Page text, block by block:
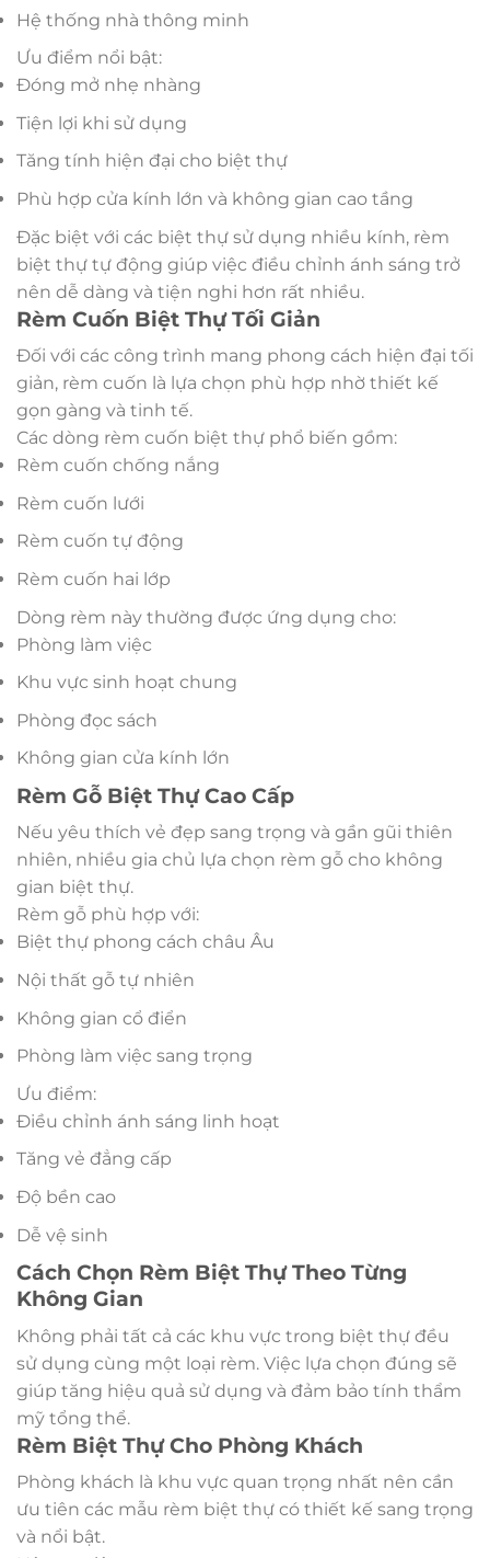
Hệ thống nhà thông minh
Ưu điểm nổi bật:
Đóng mở nhẹ nhàng
Tiện lợi khi sử dụng
Tăng tính hiện đại cho biệt thự
Phù hợp cửa kính lớn và không gian cao tầng
Đặc biệt với các biệt thự sử dụng nhiều kính, rèm
biệt thự tự động giúp việc điều chỉnh ánh sáng trở
nên dễ dàng và tiện nghi hơn rất nhiều.
Rèm Cuốn Biệt Thự Tối Giản
Đối với các công trình mang phong cách hiện đại tối
giản, rèm cuốn là lựa chọn phù hợp nhờ thiết kế
gọn gàng và tinh tế.
Các dòng rèm cuốn biệt thự phổ biến gồm:
Rèm cuốn chống nắng
Rèm cuốn lưới
Rèm cuốn tự động
Rèm cuốn hai lớp
Dòng rèm này thường được ứng dụng cho:
Phòng làm việc
Khu vực sinh hoạt chung
Phòng đọc sách
Không gian cửa kính lớn
Rèm Gỗ Biệt Thự Cao Cấp
Nếu yêu thích vẻ đẹp sang trọng và gần gũi thiên
nhiên, nhiều gia chủ lựa chọn rèm gỗ cho không
gian biệt thự.
Rèm gỗ phù hợp với:
Biệt thự phong cách châu Âu
Nội thất gỗ tự nhiên
Không gian cổ điển
Phòng làm việc sang trọng
Ưu điểm:
Điều chỉnh ánh sáng linh hoạt
Tăng vẻ đẳng cấp
Độ bền cao
Dễ vệ sinh
Cách Chọn Rèm Biệt Thự Theo Từng
Không Gian
Không phải tất cả các khu vực trong biệt thự đều
sử dụng cùng một loại rèm. Việc lựa chọn đúng sẽ
giúp tăng hiệu quả sử dụng và đảm bảo tính thẩm
mỹ tổng thể.
Rèm Biệt Thự Cho Phòng Khách
Phòng khách là khu vực quan trọng nhất nên cần
ưu tiên các mẫu rèm biệt thự có thiết kế sang trọng
và nổi bật.